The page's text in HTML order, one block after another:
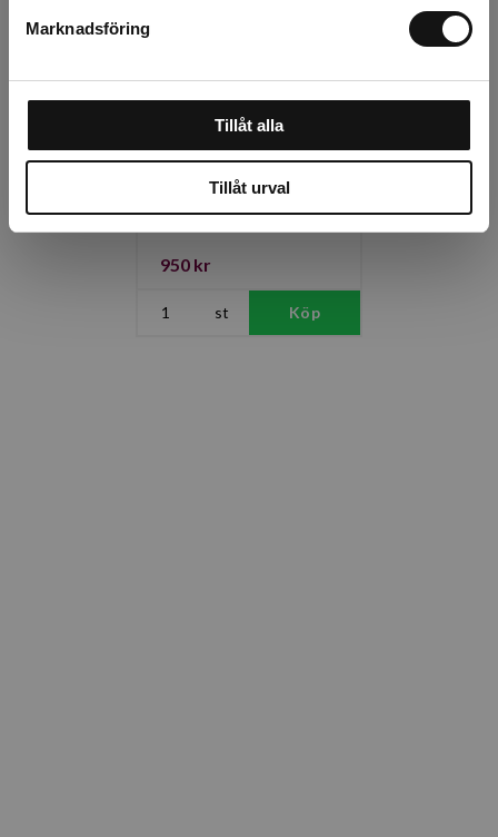
Marknadsföring
Tillåt alla
Tillåt urval
(granhålet) d150mm
950 kr
st Köp